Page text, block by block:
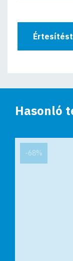
Hasonló
-68%